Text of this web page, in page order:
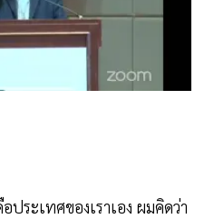
ระเทศของเราเอง ผมคิดว่า